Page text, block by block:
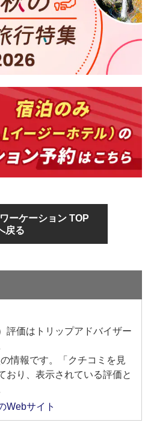
ーケーション TOP
戻る
評価はトリップアドバイザー
情報です。「クチコミを見
おり、表示されている評価と
Webサイト